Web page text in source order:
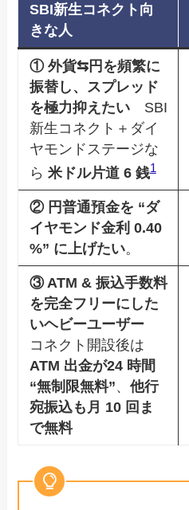
SBI新生コネクト向
きな人
① 外貨⇆円を頻繁に
振替し、スプレッド
を極力抑えたいSBI
新生コネクト＋ダイ
ヤモンドステージな
ら 米ドル片道 6 銭1
② 円普通預金を “ダ
イヤモンド金利 0.40
%” に上げたい。
③ ATM & 振込手数料
を完全フリーにした
いヘビーユーザー
コネクト開設後は
ATM 出金が24 時間
“無制限無料”、 他行
宛振込も月 10 回ま
で無料